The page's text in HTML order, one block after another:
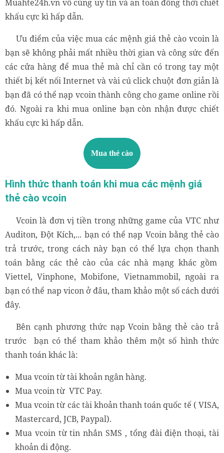
Muahte24h.vn vô cùng uy tín và an toàn đồng thời chiết
khấu cực kì hấp dẫn.
Ưu điểm của việc mua các mệnh giá thẻ cào vcoin là
bạn sẽ không phải mất nhiều thời gian và công sức đến
các cửa hàng để mua thẻ mà chỉ cần có trong tay một
thiết bị kết nối Internet và vài cú click chuột đơn giản là
bạn đã có thể nạp vcoin thành công cho game online rồi
đó. Ngoài ra khi mua online bạn còn nhận được chiết
khấu cực kì hấp dẫn.
Mua thẻ cào
Hình thức thanh toán khi mua các mệnh giá
thẻ cào vcoin
Vcoin là đơn vị tiền trong những game của VTC như
Auditon, Đột Kích,... bạn có thể nạp Vcoin bằng thẻ cào
trả trước, trong cách này bạn có thể lựa chọn thanh
toán bằng các thẻ cào của các nhà mạng khác gồm
Viettel, Vinphone, Mobifone, Vietnammobil, ngoài ra
bạn có thể nap vicon ở đâu,tham khảo một số cách dưới
đây.
Bên cạnh phương thức nạp Vcoin bằng thẻ cào trả
trước bạn có thể tham khảo thêm một số hình thức
thanh toán khác là:
Mua vcoin từ tài khoản ngân hàng.
Mua vcoin từ VTC Pay.
Mua vcoin từ các tài khoản thanh toán quốc tế ( VISA,
Mastercard, JCB, Paypal).
Mua vcoin từ tin nhắn SMS , tổng đài điện thoại, tài
khoản di động.